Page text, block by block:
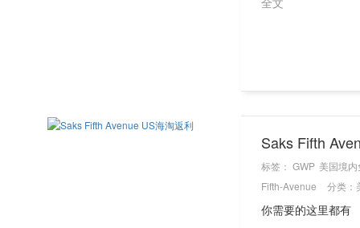
Saks Fifth
标签： GWP 美国境
Fifth-Avenue
分类：
你需要的这里都有